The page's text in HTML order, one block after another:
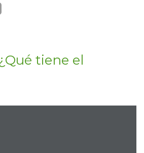
tiene el